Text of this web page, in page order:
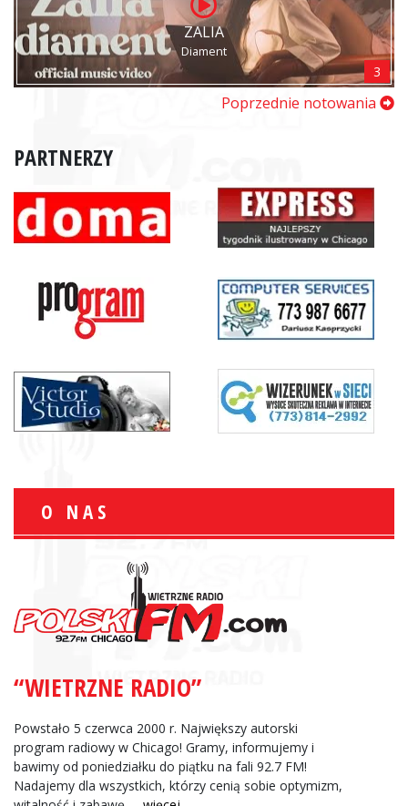
ZALIA
Diament
3
Poprzednie notowania
PARTNERZY
O NAS
“WIETRZNE RADIO”
Powstało 5 czerwca 2000 r. Największy autorski
program radiowy w Chicago! Gramy, informujemy i
bawimy od poniedziałku do piątku na fali 92.7 FM!
Nadajemy dla wszystkich, którzy cenią sobie optymizm,